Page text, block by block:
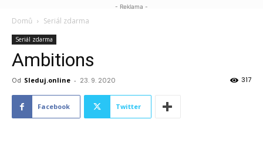
- Reklama -
Domů Seriál zdarma
Seriál zdarma
Ambitions
Od Sleduj.online - 23. 9. 2020 317
Facebook Twitter